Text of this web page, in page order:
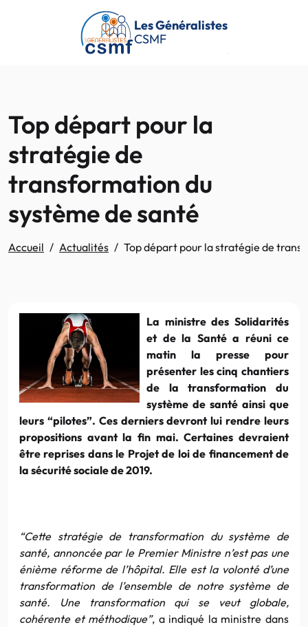
Passer au contenu principal
Les Généralistes
CSMF
Top départ pour la
stratégie de
transformation du
système de santé
Accueil Actualités Top départ pour la stratégie de
La ministre des Solidarités
et de la Santé a réuni ce
matin la presse pour
présenter les cinq chantiers
de la transformation du
système de santé ainsi que
leurs “pilotes”. Ces derniers devront lui rendre leurs
propositions avant la fin mai. Certaines devraient
être reprises dans le Projet de loi de financement de
la sécurité sociale de 2019.
“Cette stratégie de transformation du système de
santé, annoncée par le Premier Ministre n’est pas une
énième réforme de l’hôpital. Elle est la volonté d’une
transformation de l’ensemble de notre système de
santé. Une transformation qui se veut globale,
cohérente et méthodique”, a indiqué la ministre dans